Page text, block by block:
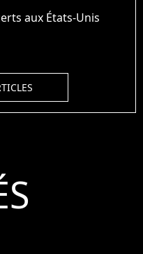
aux États-Unis